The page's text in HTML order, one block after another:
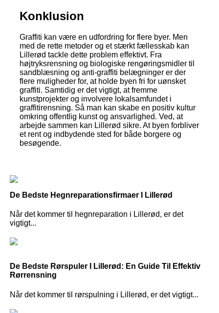
Konklusion
Graffiti kan være en udfordring for flere byer. Men
med de rette metoder og et stærkt fællesskab kan
Lillerød tackle dette problem effektivt. Fra
højtryksrensning og biologiske rengøringsmidler til
sandblæsning og anti-graffiti belægninger er der
flere muligheder for, at holde byen fri for uønsket
graffiti. Samtidig er det vigtigt, at fremme
kunstprojekter og involvere lokalsamfundet i
graffitirensning. Så man kan skabe en positiv kultur
omkring offentlig kunst og ansvarlighed. Ved, at
arbejde sammen kan Lillerød sikre. At byen forbliver
et rent og indbydende sted for både borgere og
besøgende.
De Bedste Hegnreparationsfirmaer I Lillerød
Når det kommer til hegnreparation i Lillerød, er det
vigtigt...
De Bedste Rørspuler I Lillerød: En Guide Til Effektiv
Rørrensning
Når det kommer til rørspulning i Lillerød, er det vigtigt...